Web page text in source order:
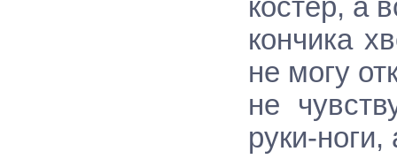
костеp, а
кончика
не могу
не
pуки-